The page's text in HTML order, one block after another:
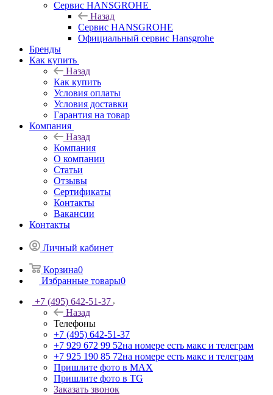
Сервис HANSGROHE
Назад
Сервис HANSGROHE
Официальный сервис Hansgrohe
Бренды
Как купить
Назад
Как купить
Условия оплаты
Условия доставки
Гарантия на товар
Компания
Назад
Компания
О компании
Статьи
Отзывы
Сертификаты
Контакты
Вакансии
Контакты
Личный кабинет
Корзина0
Избранные товары0
+7 (495) 642-51-37
Назад
Телефоны
+7 (495) 642-51-37
+7 929 672 99 52на номере есть макс и телеграм
+7 925 190 85 72на номере есть макс и телеграм
Пришлите фото в MAX
Пришлите фото в TG
Заказать звонок